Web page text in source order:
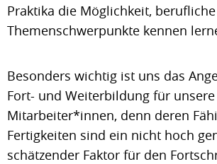
Praktika die Möglichkeit,
Themenschwerpunkte kennen
Besonders wichtig ist uns das
Fort- und Weiterbildung für unsere
Mitarbeiter*innen, denn deren
Fertigkeiten sind ein nicht hoch
schätzender Faktor für den